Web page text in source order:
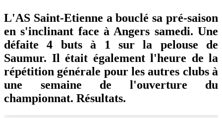
L'AS Saint-Etienne a bouclé sa pré-saison
en s'inclinant face à Angers samedi. Une
défaite 4 buts à 1 sur la pelouse de
Saumur. Il était également l'heure de la
répétition générale pour les autres clubs à
une semaine de l'ouverture du
championnat. Résultats.